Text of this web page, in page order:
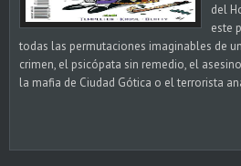
del
este
todas las permutaciones imaginables de
crimen, el psicópata sin remedio, el
la mafia de Ciudad Gótica o el terrorista